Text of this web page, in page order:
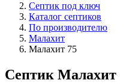
Септик под ключ
Каталог септиков
По производителю
Малахит
Малахит 75
Септик Малахит